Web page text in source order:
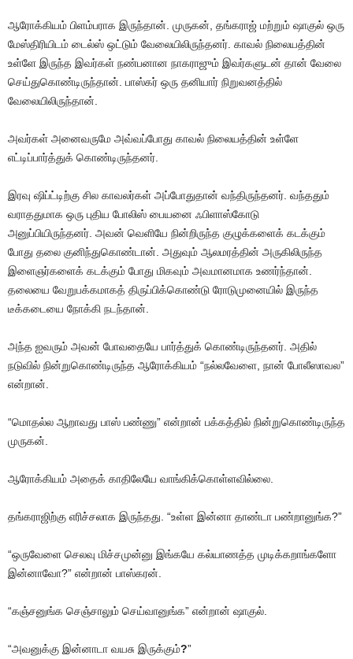
ஆரோக்கியம் பிளம்பராக இருந்தான். முருகன், தங்கராஜ் மற்றும் ஷாகுல் ஒரு
மேஸ்திரியிடம் டைல்ஸ் ஒட்டும் வேலையிலிருந்தனர். காவல் நிலையத்தின்
உள்ளே இருந்த இவர்கள் நண்பனான நாகராஜும் இவர்களுடன் தான் வேலை
செய்துகொண்டிருந்தான். பாஸ்கர் ஒரு தனியார் நிறுவனத்தில்
வேலையிலிருந்தான்.
அவர்கள் அனைவருமே அவ்வப்போது காவல் நிலையத்தின் உள்ளே
எட்டிப்பார்த்துக் கொண்டிருந்தனர்.
இரவு ஷிப்ட்டிற்கு சில காவலர்கள் அப்போதுதான் வந்திருந்தனர். வந்ததும்
வராததுமாக ஒரு புதிய போலிஸ் பையனை ஃபிளாஸ்கோடு
அனுப்பியிருந்தனர். அவன் வெளியே நின்றிருந்த குழுக்களைக் கடக்கும்
போது தலை குனிந்துகொண்டான். அதுவும் ஆலமரத்தின் அருகிலிருந்த
இளைஞர்களைக் கடக்கும் போது மிகவும் அவமானமாக உணர்ந்தான்.
தலையை வேறுபக்கமாகத் திருப்பிக்கொண்டு ரோடுமுனையில் இருந்த
டீக்கடையை நோக்கி நடந்தான்.
அந்த ஐவரும் அவன் போவதையே பார்த்துக் கொண்டிருந்தனர். அதில்
நடுவில் நின்றுகொண்டிருந்த ஆரோக்கியம் “நல்லவேளை, நான் போலீஸாவல”
என்றான்.
“மொதல்ல ஆறாவது பாஸ் பண்ணு” என்றான் பக்கத்தில் நின்றுகொண்டிருந்த
முருகன்.
ஆரோக்கியம் அதைக் காதிலேயே வாங்கிக்கொள்ளவில்லை.
தங்கராஜிற்கு எரிச்சலாக இருந்தது. “உள்ள இன்னா தாண்டா பண்றானுங்க?”
“ஒருவேளை செலவு மிச்சமுன்னு இங்கயே கல்யாணத்த முடிக்கறாங்களோ
இன்னாவோ?” என்றான் பாஸ்கரன்.
“கஞ்சனுங்க செஞ்சாலும் செய்வானுங்க” என்றான் ஷாகுல்.
“அவனுக்கு இன்னாடா வயசு இருக்கும்?”